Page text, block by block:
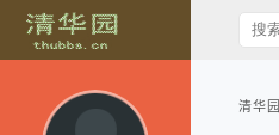
清华园